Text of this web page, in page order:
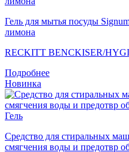
Гель для мытья посуды
лимона
RECKITT BENCKISER/
Подробнее
Новинка
Средство для стиральных
смягчения воды и предотвр